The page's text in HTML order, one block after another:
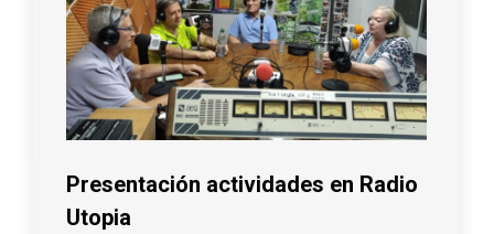
Presentación actividades en Radio
Utopia